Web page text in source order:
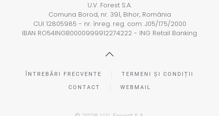
U.V. Forest S.A.
Comuna Borod, nr. 391, Bihor, România
CUI 12805985 - nr. înreg. reg. com: J05/175/2000
IBAN RO54INGB0000999912274222 - ING Retail Banking
ÎNTREBĂRI FRECVENTE TERMENI ȘI CONDIȚII
CONTACT WEBMAIL